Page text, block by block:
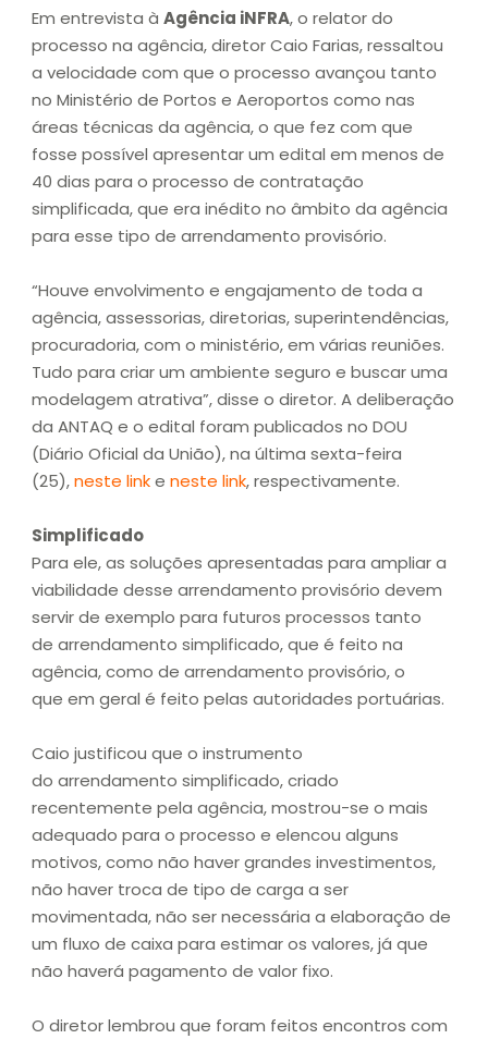
Em entrevista à Agência iNFRA, o relator do
processo na agência, diretor Caio Farias, ressaltou
a velocidade com que o processo avançou tanto
no Ministério de Portos e Aeroportos como nas
áreas técnicas da agência, o que fez com que
fosse possível apresentar um edital em menos de
40 dias para o processo de contratação
simplificada, que era inédito no âmbito da agência
para esse tipo de arrendamento provisório.
“Houve envolvimento e engajamento de toda a
agência, assessorias, diretorias, superintendências,
procuradoria, com o ministério, em várias reuniões.
Tudo para criar um ambiente seguro e buscar uma
modelagem atrativa”, disse o diretor. A deliberação
da ANTAQ e o edital foram publicados no DOU
(Diário Oficial da União), na última sexta-feira
(25),neste linke neste link, respectivamente.
Simplificado
Para ele, as soluções apresentadas para ampliar a
viabilidade desse arrendamento provisório devem
servir de exemplo para futuros processos tanto
de arrendamento simplificado, que é feito na
agência, como de arrendamento provisório, o
que em geral é feito pelas autoridades portuárias.
Caio justificou que o instrumento
do arrendamento simplificado, criado
recentemente pela agência, mostrou-se o mais
adequado para o processo e elencou alguns
motivos, como não haver grandes investimentos,
não haver troca de tipo de carga a ser
movimentada, não ser necessária a elaboração de
um fluxo de caixa para estimar os valores, já que
não haverá pagamento de valor fixo.
O diretor lembrou que foram feitos encontros com